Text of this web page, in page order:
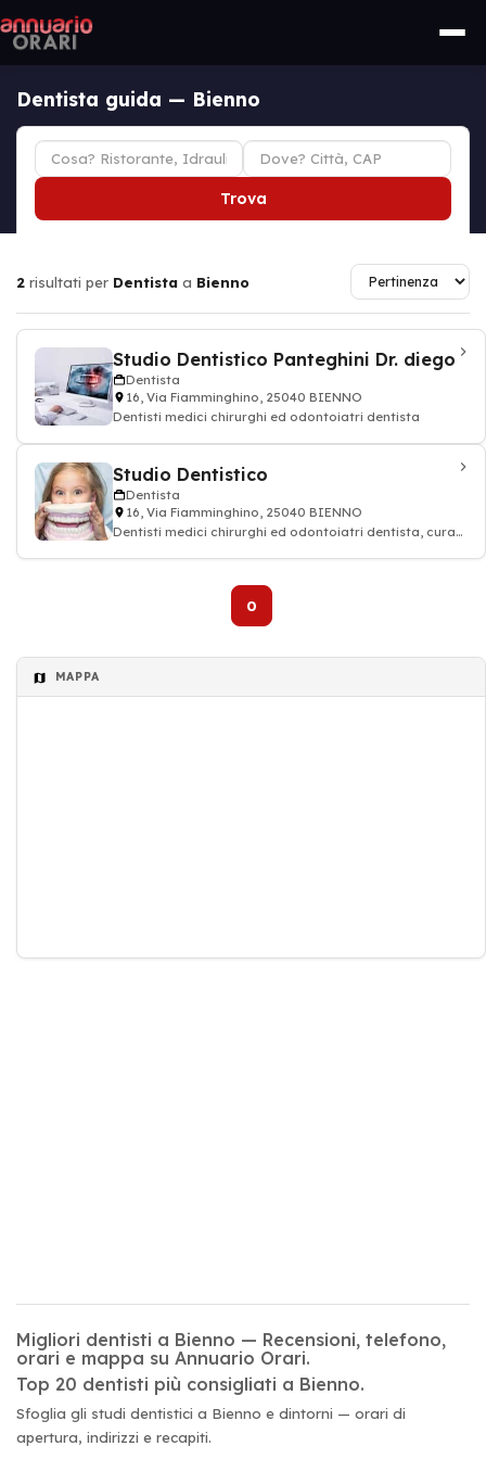
Dentista guida — Bienno
Trova
2 risultati per Dentista a Bienno
Studio Dentistico Panteghini Dr. diego
Dentista
16, Via Fiamminghino, 25040 BIENNO
Dentisti medici chirurghi ed odontoiatri dentista
Studio Dentistico
Dentista
16, Via Fiamminghino, 25040 BIENNO
Dentisti medici chirurghi ed odontoiatri dentista, cura
0
MAPPA
Migliori dentisti a Bienno — Recensioni, telefono,
orari e mappa su Annuario Orari.
Top 20 dentisti più consigliati a Bienno.
Sfoglia gli studi dentistici a Bienno e dintorni — orari di
apertura, indirizzi e recapiti.